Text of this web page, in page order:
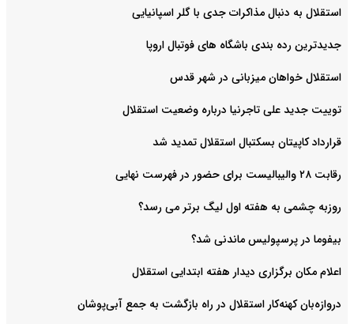
استقلال به دنبال مذاکرات جدی با گلر اسپانیایی
جدیدترین رده بندی باشگاه های فوتبال اروپا
استقلال خواهان میزبانی در شهر قدس
توییت جدید علی تاجرنیا درباره وضعیت استقلال
قرارداد کاپیتان بسکتبال استقلال تمدید شد
رقابت ۲۸ والیبالیست برای حضور در فهرست نهایی
روزبه چشمی به هفته اول لیگ برتر می رسد؟
بیفوما در پرسپولیس ماندنی شد؟
اعلام مکان برگزاری دیدار هفته ابتدایی استقلال
دروازه‌بان کهنه‌کار استقلال در راه بازگشت به جمع آبی‌پوشان